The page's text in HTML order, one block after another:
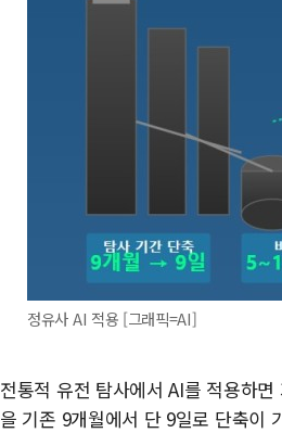
정유사 AI 적용 [그래픽=AI]
전통적 유전 탐사에서 AI를 적용하
을 기존 9개월에서 단 9일로 단축이